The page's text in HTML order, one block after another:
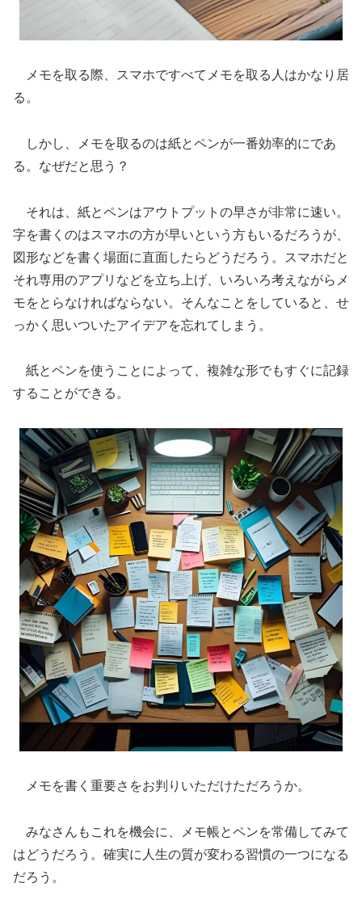
メモを取る際、スマホですべてメモを取る人はかなり居
る。
しかし、メモを取るのは紙とペンが一番効率的にであ
る。なぜだと思う？
それは、紙とペンはアウトプットの早さが非常に速い。
字を書くのはスマホの方が早いという方もいるだろうが、
図形などを書く場面に直面したらどうだろう。スマホだと
それ専用のアプリなどを立ち上げ、いろいろ考えながらメ
モをとらなければならない。そんなことをしていると、せ
っかく思いついたアイデアを忘れてしまう。
紙とペンを使うことによって、複雑な形でもすぐに記録
することができる。
メモを書く重要さをお判りいただけただろうか。
みなさんもこれを機会に、メモ帳とペンを常備してみて
はどうだろう。確実に人生の質が変わる習慣の一つになる
だろう。